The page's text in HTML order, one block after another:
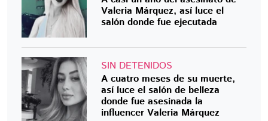
Valeria Márquez, así luce el
salón donde fue ejecutada
SIN DETENIDOS
A cuatro meses de su muerte,
así luce el salón de belleza
donde fue asesinada la
influencer Valeria Márquez